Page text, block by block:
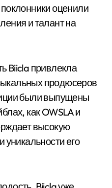
оценили
и талант на
Biicla привлекла
продюсеров
были выпущены
как OWSLA и
высокую
уникальности его